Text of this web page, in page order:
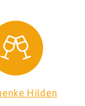
Hilden